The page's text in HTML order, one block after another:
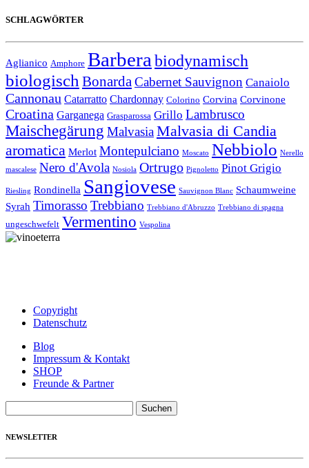
SCHLAGWÖRTER
Aglianico Amphore Barbera biodynamisch
biologisch Bonarda Cabernet Sauvignon Canaiolo
Cannonau Catarratto Chardonnay Colorino Corvina Corvinone
Croatina Garganega Grasparossa Grillo Lambrusco
Maischegärung MalvasiaMalvasia di Candia
aromatica Merlot Montepulciano Moscato Nebbiolo Nerello
mascalese Nero d'Avola Nosiola Ortrugo Pignoletto Pinot Grigio
Riesling Rondinella Sangiovese Sauvignon Blanc Schaumweine
Syrah Timorasso Trebbiano Trebbiano d'Abruzzo Trebbiano di spagna
ungeschwefelt Vermentino Vespolina
Copyright
Datenschutz
Blog
Impressum & Kontakt
SHOP
Freunde & Partner
nach:
NEWSLETTER